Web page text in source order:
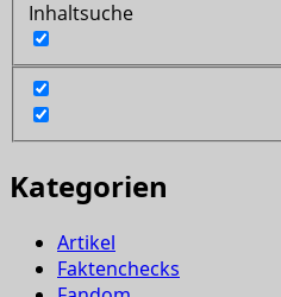
Inhaltsuche
Kategorien
Artikel
Faktenchecks